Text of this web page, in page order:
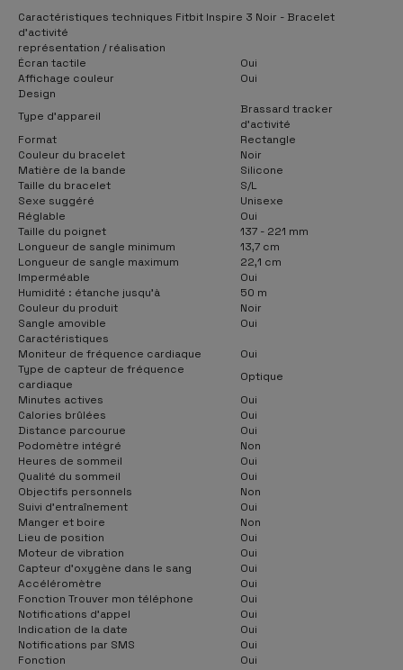
Caractéristiques techniques Fitbit Inspire 3 Noir - Bracelet
d'activité
représentation / réalisation
Écran tactile
Oui
Affichage couleur
Oui
Design
Type d'appareil
Brassard tracker
d’activité
Format
Rectangle
Couleur du bracelet
Noir
Matière de la bande
Silicone
Taille du bracelet
S/L
Sexe suggéré
Unisexe
Réglable
Oui
Taille du poignet
137 - 221 mm
Longueur de sangle minimum
13,7 cm
Longueur de sangle maximum
22,1 cm
Imperméable
Oui
Humidité : étanche jusqu'à
50 m
Couleur du produit
Noir
Sangle amovible
Oui
Caractéristiques
Moniteur de fréquence cardiaque
Oui
Type de capteur de fréquence
cardiaque
Optique
Minutes actives
Oui
Calories brûlées
Oui
Distance parcourue
Oui
Podomètre intégré
Non
Heures de sommeil
Oui
Qualité du sommeil
Oui
Objectifs personnels
Non
Suivi d'entraînement
Oui
Manger et boire
Non
Lieu de position
Oui
Moteur de vibration
Oui
Capteur d’oxygène dans le sang
Oui
Accéléromètre
Oui
Fonction Trouver mon téléphone
Oui
Notifications d'appel
Oui
Indication de la date
Oui
Notifications par SMS
Oui
Fonction
Oui